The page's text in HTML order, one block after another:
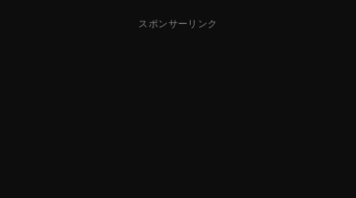
スポンサーリンク